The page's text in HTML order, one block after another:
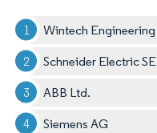
Wintech Engineering
Schneider Electric SE
ABB Ltd.
Siemens AG